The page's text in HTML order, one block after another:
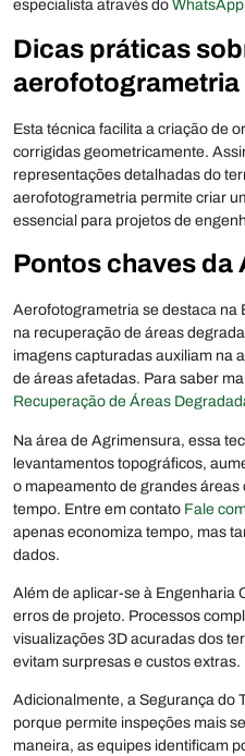
especialista através do WhatsApp
Dicas práticas
aerofotogrametria
Esta técnica facilita a criação de
corrigidas geometricamente.
representações detalhadas do
aerofotogrametria permite criar
essencial para projetos de
Pontos chaves
Aerofotogrametria se destaca na
na recuperação de áreas
imagens capturadas auxiliam na
de áreas afetadas. Para saber
Recuperação de Áreas
Na área de Agrimensura, essa
levantamentos topográficos,
o mapeamento de grandes
tempo. Entre em contato Fale
apenas economiza tempo, mas
dados.
Além de aplicar-se à Engenharia
erros de projeto. Processos
visualizações 3D acuradas dos
evitam surpresas e custos extras.
Adicionalmente, a Segurança do
porque permite inspeções mais
maneira, as equipes identificam